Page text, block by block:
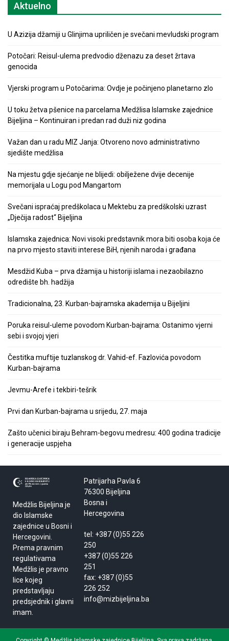
Aktuelno
U Azizija džamiji u Glinjima upriličen je svečani mevludski program
Potočari: Reisul-ulema predvodio dženazu za deset žrtava
genocida
Vjerski program u Potočarima: Ovdje je počinjeno planetarno zlo
U toku žetva pšenice na parcelama Medžlisa Islamske zajednice
Bijeljina – Kontinuiran i predan rad duži niz godina
Važan dan u radu MIZ Janja: Otvoreno novo administrativno
sjedište medžlisa
Na mjestu gdje sjećanje ne blijedi: obilježene dvije decenije
memorijala u Logu pod Mangartom
Svečani ispraćaj predškolaca u Mektebu za predškolski uzrast
„Dječija radost“ Bijeljina
Islamska zajednica: Novi visoki predstavnik mora biti osoba koja će
na prvo mjesto staviti interese BiH, njenih naroda i građana
Mesdžid Kuba – prva džamija u historiji islama i nezaobilazno
odredište bh. hadžija
Tradicionalna, 23. Kurban-bajramska akademija u Bijeljini
Poruka reisul-uleme povodom Kurban-bajrama: Ostanimo vjerni
sebi i svojoj vjeri
Čestitka muftije tuzlanskog dr. Vahid-ef. Fazlovića povodom
Kurban-bajrama
Jevmu-Arefe i tekbiri-tešrik
Prvi dan Kurban-bajrama u srijedu, 27. maja
Zašto učenici biraju Behram-begovu medresu: 400 godina tradicije
i generacije uspjeha
Medžlis Bijeljina je
dio Islamske
zajednice u Bosni i
Hercegovini.
Prema pravnim
regulativama
Medžlis je pravno
lice kojeg
predstavljaju
predsjednik i glavni
imam.
Patrijarha Pavla 6
76300 Bijeljina
Bosna i
Hercegovina
tel: +387 (0)55 226
250
+387 (0)55 226
251
fax: +387 (0)55
226 252
info@mizbijeljina.ba